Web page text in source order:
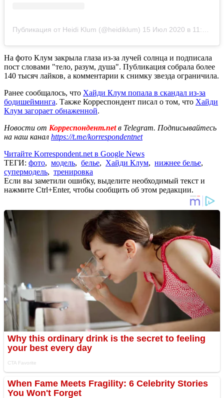
Публикация от Heidi Klum (@heidiklum) 15 Июл 2020 в 11:12 PDT
На фото Клум закрыла глаза из-за лучей солнца и подписала
пост словами "тело, разум, душа". Публикация собрала более
140 тысяч лайков, а комментарии к снимку звезда ограничила.
Ранее сообщалось, что Хайди Клум попала в скандал из-за
бодишейминга. Также Корреспондент писал о том, что Хайди
Клум загорает обнаженной.
Новости от Корреспондент.netв Telegram. Подписывайтесь
на наш канал https://t.me/korrespondentnet
Читайте Korrespondent.net в Google News
ТЕГИ: фото, модель, белье, Хайди Клум, нижнее белье,
супермодель, тренировка
Если вы заметили ошибку, выделите необходимый текст и
нажмите Ctrl+Enter, чтобы сообщить об этом редакции.